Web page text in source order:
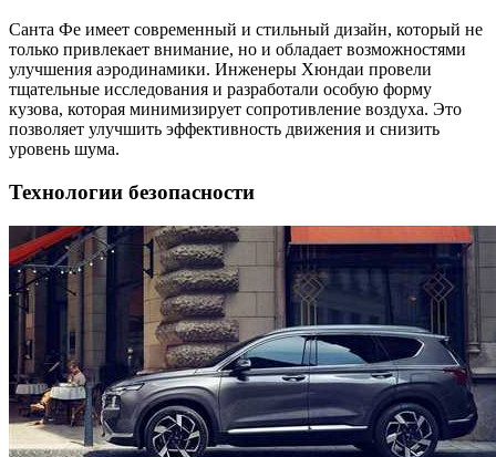
Санта Фе имеет современный и стильный дизайн, который не
только привлекает внимание, но и обладает возможностями
улучшения аэродинамики. Инженеры Хюндаи провели
тщательные исследования и разработали особую форму
кузова, которая минимизирует сопротивление воздуха. Это
позволяет улучшить эффективность движения и снизить
уровень шума.
Технологии безопасности